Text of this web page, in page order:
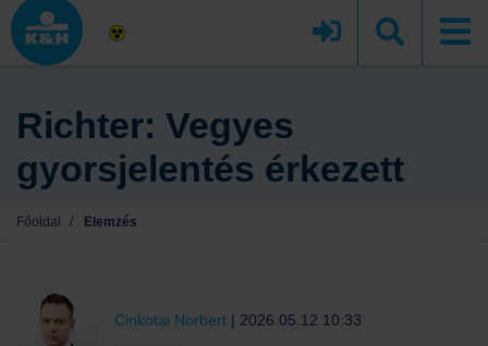
Richter: Vegyes
gyorsjelentés érkezett
Főoldal / Elemzés
Cinkotai Norbert | 2026.05.12 10:33